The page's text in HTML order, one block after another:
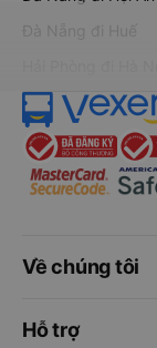
Đà Nẵng đi Huế
Về chúng tôi
Hỗ trợ